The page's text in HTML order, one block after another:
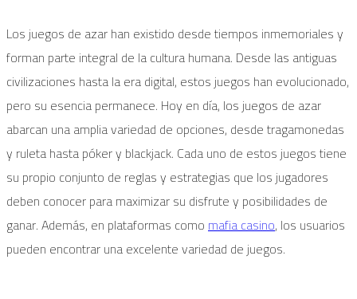
Los juegos de azar han existido desde tiempos inmemoriales y
forman parte integral de la cultura humana. Desde las antiguas
civilizaciones hasta la era digital, estos juegos han evolucionado,
pero su esencia permanece. Hoy en día, los juegos de azar
abarcan una amplia variedad de opciones, desde tragamonedas
y ruleta hasta póker y blackjack. Cada uno de estos juegos tiene
su propio conjunto de reglas y estrategias que los jugadores
deben conocer para maximizar su disfrute y posibilidades de
ganar. Además, en plataformas comomafia casino, los usuarios
pueden encontrar una excelente variedad de juegos.